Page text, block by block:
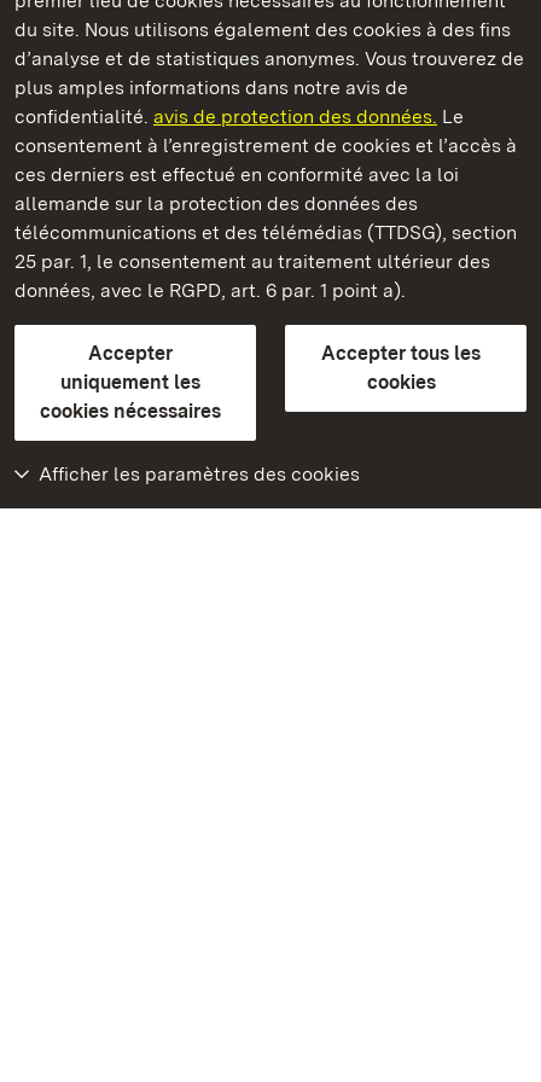
du site. Nous utilisons également des cookies à des fins
d’analyse et de statistiques anonymes. Vous trouverez de
plus amples informations dans notre avis de
confidentialité. avis de protection des données. Le
consentement à l’enregistrement de cookies et l’accès à
ces derniers est effectué en conformité avec la loi
allemande sur la protection des données des
télécommunications et des télémédias (TTDSG), section
25 par. 1, le consentement au traitement ultérieur des
données, avec le RGPD, art. 6 par. 1 point a).
Accepter
uniquement les
cookies nécessaires
Accepter tous les
cookies
Afficher les paramètres des cookies
Château résidentiel d' Urach
Châteaux et jardins publics du Bade-Wurtemberg
FAQ et réponsesMentions légalesProtection des données
Explications sur l’accessibilité
BITV-konform (geprüfte Seiten)
plus loin
Accueil
Monuments
Rendez-nous visite